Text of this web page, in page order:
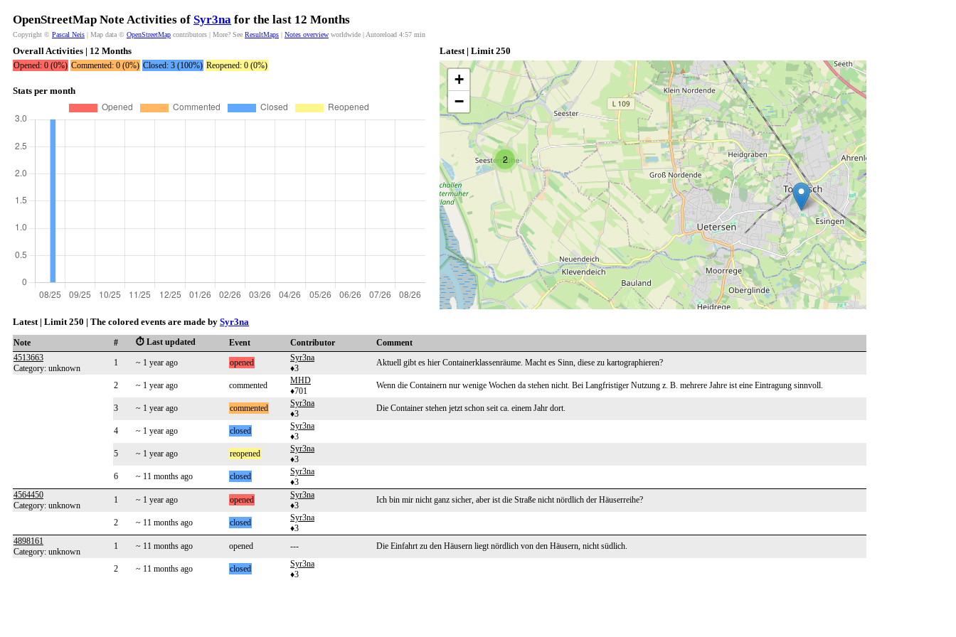
OpenStreetMap Note Activities of Syr3na for the last 12 Months
Copyright © Pascal Neis | Map data © OpenStreetMap contributors | More? See ResultMaps | Notes overview worldwide | Autoreload 4:57 min
Overall Activities | 12 Months
Opened: 0 (0%) Commented: 0 (0%) Closed: 3 (100%) Reopened: 0 (0%)
Stats per month
Latest | Limit 250
2
+
−
Latest | Limit 250 | The colored events are made by Syr3na
Note # ⏱️ Last updated Event Contributor
Comment
4513663
Category: unknown
1 ~ 1 year ago opened
Syr3na
♦3
Aktuell gibt es hier Containerklassenräume. Macht es Sinn, diese zu kartographieren?
2 ~ 1 year ago commented
MHD
♦701
Wenn die Containern nur wenige Wochen da stehen nicht. Bei Langfristiger Nutzung z. B. mehrere Jahre ist eine Eintragung sinnvoll.
3 ~ 1 year ago commented
Syr3na
♦3
Die Container stehen jetzt schon seit ca. einem Jahr dort.
4 ~ 1 year ago closed
Syr3na
♦3
5
~ 1 year ago reopened
Syr3na
♦3
6
~ 11 months ago closed
Syr3na
♦3
4564450
Category: unknown
1 ~ 1 year ago opened
Syr3na
♦3
Ich bin mir nicht ganz sicher, aber ist die Straße nicht nördlich der Häuserreihe?
2 ~ 11 months ago closed
Syr3na
♦3
4898161
Category: unknown
1 ~ 11 months ago opened --- Die Einfahrt zu den Häusern liegt nördlich von den Häusern, nicht südlich.
2 ~ 11 months ago closed
Syr3na
♦3